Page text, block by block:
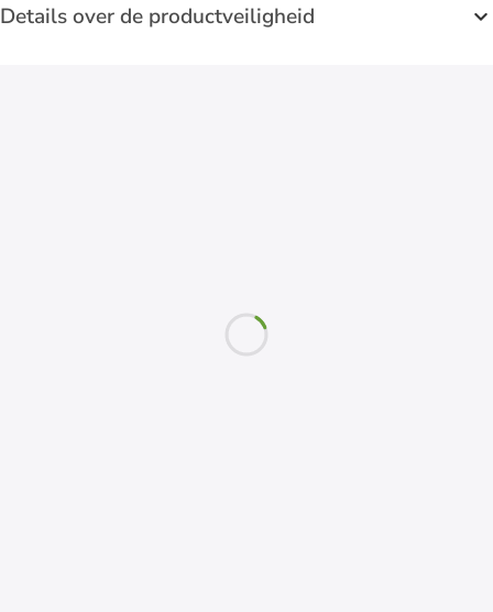
Details over de productveiligheid